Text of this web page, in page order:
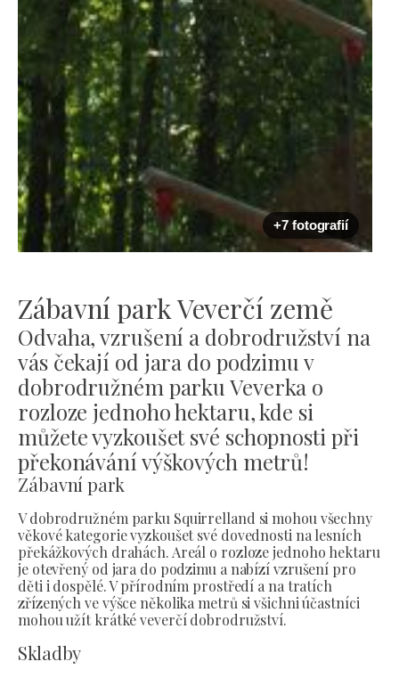
+7 fotografií
Zábavní park Veverčí země
Odvaha, vzrušení a dobrodružství na
vás čekají od jara do podzimu v
dobrodružném parku Veverka o
rozloze jednoho hektaru, kde si
můžete vyzkoušet své schopnosti při
překonávání výškových metrů!
Zábavní park
V dobrodružném parku Squirrelland si mohou všechny
věkové kategorie vyzkoušet své dovednosti na lesních
překážkových drahách. Areál o rozloze jednoho hektaru
je otevřený od jara do podzimu a nabízí vzrušení pro
děti i dospělé. V přírodním prostředí a na tratích
zřízených ve výšce několika metrů si všichni účastníci
mohou užít krátké veverčí dobrodružství.
Skladby